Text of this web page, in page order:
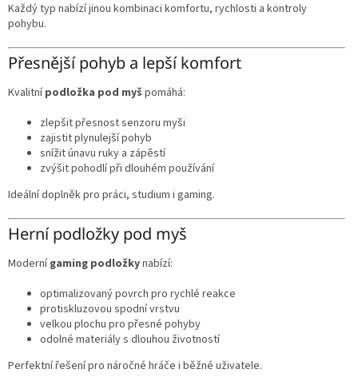
Každý typ nabízí jinou kombinaci komfortu, rychlosti a kontroly
pohybu.
Přesnější pohyb a lepší komfort
Kvalitnípodložka pod myš pomáhá:
zlepšit přesnost senzoru myši
zajistit plynulejší pohyb
snížit únavu ruky a zápěstí
zvýšit pohodlí při dlouhém používání
Ideální doplněk pro práci, studium i gaming.
Herní podložky pod myš
Modernígaming podložkynabízí:
optimalizovaný povrch pro rychlé reakce
protiskluzovou spodní vrstvu
velkou plochu pro přesné pohyby
odolné materiály s dlouhou životností
Perfektní řešení pro náročné hráče i běžné uživatele.